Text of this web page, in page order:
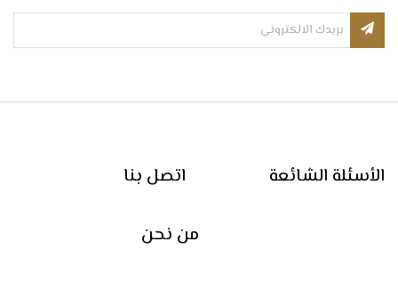
اتصل بنا الأسئلة الشائعة
من نحن